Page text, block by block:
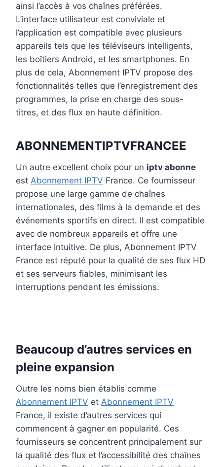
ainsi l’accès à vos chaînes préférées.
L’interface utilisateur est conviviale et
l’application est compatible avec plusieurs
appareils tels que les téléviseurs intelligents,
les boîtiers Android, et les smartphones. En
plus de cela, Abonnement IPTV propose des
fonctionnalités telles que l’enregistrement des
programmes, la prise en charge des sous-
titres, et des flux en haute définition.
ABONNEMENTIPTVFRANCEE
Un autre excellent choix pour un iptv abonne
est Abonnement IPTV France. Ce fournisseur
propose une large gamme de chaînes
internationales, des films à la demande et des
événements sportifs en direct. Il est compatible
avec de nombreux appareils et offre une
interface intuitive. De plus, Abonnement IPTV
France est réputé pour la qualité de ses flux HD
et ses serveurs fiables, minimisant les
interruptions pendant les émissions.
Beaucoup d’autres services en
pleine expansion
Outre les noms bien établis comme
Abonnement IPTV et Abonnement IPTV
France, il existe d’autres services qui
commencent à gagner en popularité. Ces
fournisseurs se concentrent principalement sur
la qualité des flux et l’accessibilité des chaînes